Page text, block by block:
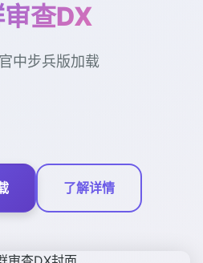
查DX
中步兵版加载
了解详情